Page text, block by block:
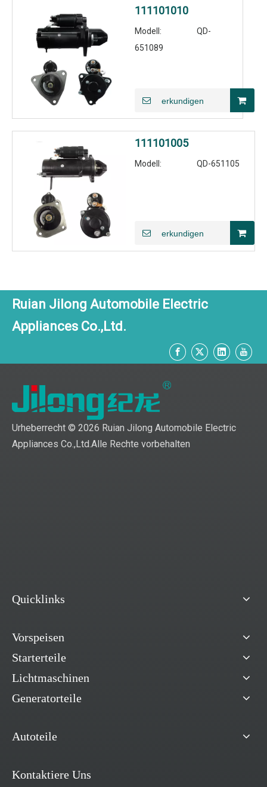
111101010
Modell:
QD-
651089
erkundigen
111101005
Modell: QD-651105
erkundigen
Ruian Jilong Automobile Electric
Appliances Co.,Ltd.
Urheberrecht © 2026 Ruian Jilong Automobile Electric
Appliances Co.,Ltd.Alle Rechte vorbehalten
Quicklinks
Vorspeisen
Starterteile
Lichtmaschinen
Generatorteile
Autoteile
Kontaktiere Uns